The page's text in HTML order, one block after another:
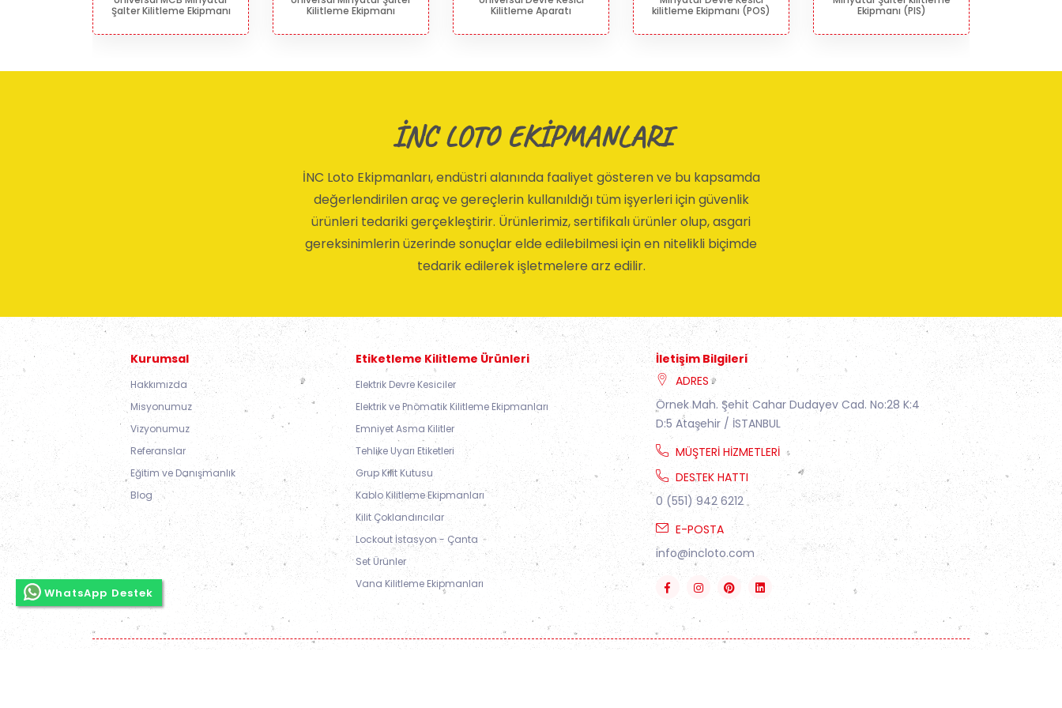
Şalter Kilitleme Ekipmanı
Kilitleme Ekipmanı
Kilitleme Aparatı
kilitleme Ekipmanı (POS)
Ekipmanı (PIS)
İNC LOTO EKİPMANLARI
İNC Loto Ekipmanları, endüstri alanında faaliyet gösteren ve bu kapsamda
değerlendirilen araç ve gereçlerin kullanıldığı tüm işyerleri için güvenlik
ürünleri tedariki gerçekleştirir. Ürünlerimiz, sertifikalı ürünler olup, asgari
gereksinimlerin üzerinde sonuçlar elde edilebilmesi için en nitelikli biçimde
tedarik edilerek işletmelere arz edilir.
Kurumsal
Hakkımızda
Misyonumuz
Vizyonumuz
Referanslar
Eğitim ve Danışmanlık
Blog
Etiketleme Kilitleme Ürünleri
Elektrik Devre Kesiciler
Elektrik ve Pnömatik Kilitleme Ekipmanları
Emniyet Asma Kilitler
Tehlike Uyarı Etiketleri
Grup Kilit Kutusu
Kablo Kilitleme Ekipmanları
Kilit Çoklandırıcılar
Lockout İstasyon - Çanta
Set Ürünler
Vana Kilitleme Ekipmanları
İletişim Bilgileri
ADRES
Örnek Mah. Şehit Cahar Dudayev Cad. No:28 K:4
D:5 Ataşehir / İSTANBUL
MÜŞTERI HIZMETLERI
DESTEK HATTI
0 (551) 942 6212
E-POSTA
info@incloto.com
WhatsApp Destek